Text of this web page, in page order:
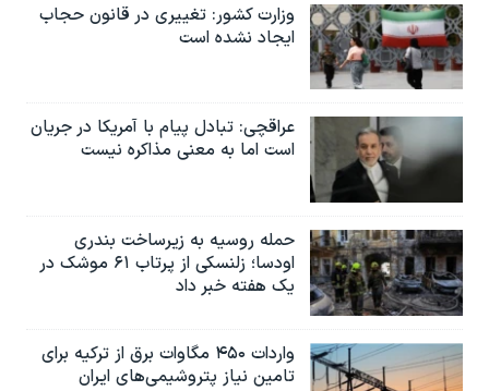
وزارت کشور: تغییری در قانون حجاب
ایجاد نشده است
عراقچی: تبادل پیام با آمریکا در جریان
است اما به معنی مذاکره نیست
حمله روسیه به زیرساخت بندری
اودسا؛ زلنسکی از پرتاب ۶۱ موشک در
یک هفته خبر داد
واردات ۴۵۰ مگاوات برق از ترکیه برای
تامین نیاز پتروشیمی‌های ایران